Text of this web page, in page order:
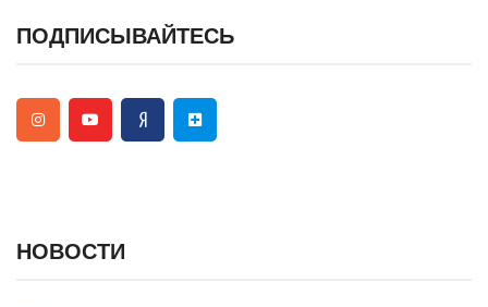
ПОДПИСЫВАЙТЕСЬ
НОВОСТИ